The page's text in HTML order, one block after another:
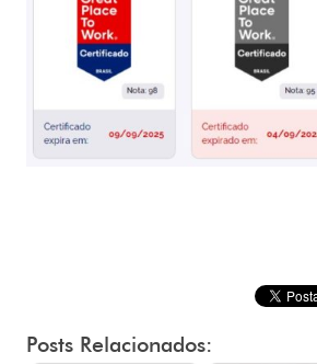
Posts Relacionados: